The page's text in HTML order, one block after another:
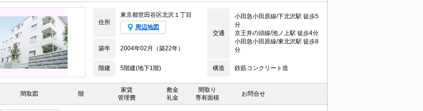
住所
東京都世田谷区北沢１丁目
周辺地図
交通
小田急小田原線/下北沢駅 徒歩5
分
京王井の頭線/池ノ上駅 徒歩4分
小田急小田原線/東北沢駅 徒歩8
分
築年 2004年02月（築22年）
階建 5階建(地下1階) 構造 鉄筋コンクリート造
間取図 階
家賃
管理費
敷金
礼金
間取り
専有面積
お問合せ